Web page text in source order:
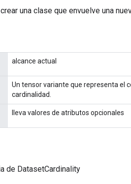
una clase que envuelve una
alcance actual
Un tensor variante que representa el
cardinalidad.
lleva valores de atributos opcionales
de DatasetCardinality